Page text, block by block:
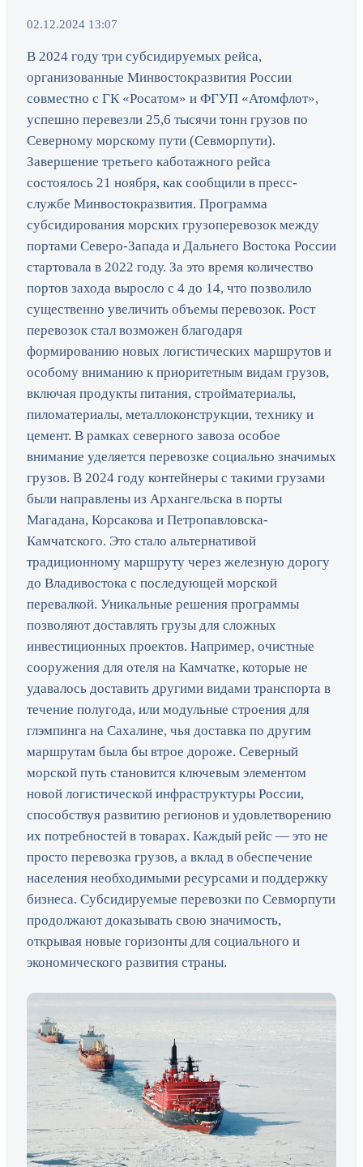
02.12.2024 13:07
В 2024 году три субсидируемых рейса,
организованные Минвостокразвития России
совместно с ГК «Росатом» и ФГУП «Атомфлот»,
успешно перевезли 25,6 тысячи тонн грузов по
Северному морскому пути (Севморпути).
Завершение третьего каботажного рейса
состоялось 21 ноября, как сообщили в пресс-
службе Минвостокразвития. Программа
субсидирования морских грузоперевозок между
портами Северо-Запада и Дальнего Востока России
стартовала в 2022 году. За это время количество
портов захода выросло с 4 до 14, что позволило
существенно увеличить объемы перевозок. Рост
перевозок стал возможен благодаря
формированию новых логистических маршрутов и
особому вниманию к приоритетным видам грузов,
включая продукты питания, стройматериалы,
пиломатериалы, металлоконструкции, технику и
цемент. В рамках северного завоза особое
внимание уделяется перевозке социально значимых
грузов. В 2024 году контейнеры с такими грузами
были направлены из Архангельска в порты
Магадана, Корсакова и Петропавловска-
Камчатского. Это стало альтернативой
традиционному маршруту через железную дорогу
до Владивостока с последующей морской
перевалкой. Уникальные решения программы
позволяют доставлять грузы для сложных
инвестиционных проектов. Например, очистные
сооружения для отеля на Камчатке, которые не
удавалось доставить другими видами транспорта в
течение полугода, или модульные строения для
глэмпинга на Сахалине, чья доставка по другим
маршрутам была бы втрое дороже. Северный
морской путь становится ключевым элементом
новой логистической инфраструктуры России,
способствуя развитию регионов и удовлетворению
их потребностей в товарах. Каждый рейс — это не
просто перевозка грузов, а вклад в обеспечение
населения необходимыми ресурсами и поддержку
бизнеса. Субсидируемые перевозки по Севморпути
продолжают доказывать свою значимость,
открывая новые горизонты для социального и
экономического развития страны.